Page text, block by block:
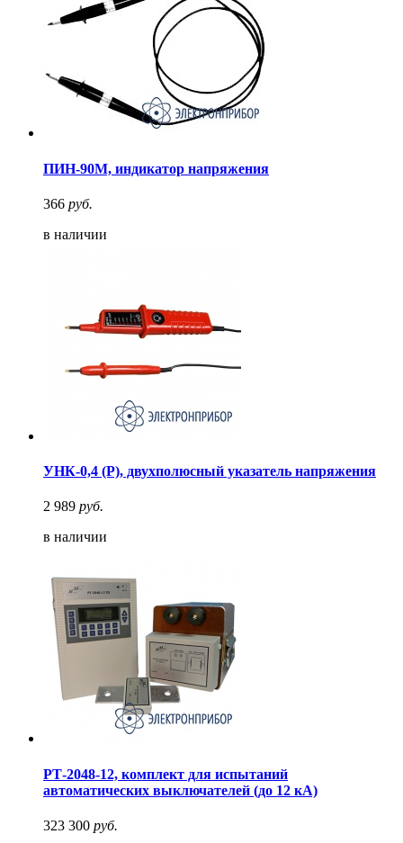
ПИН-90М, индикатор напряжения
366 руб.
в наличии
УНК-0,4 (Р), двухполюсный указатель напряжения
2 989 руб.
в наличии
РТ-2048-12, комплект для испытаний
автоматических выключателей (до 12 кА)
323 300 руб.